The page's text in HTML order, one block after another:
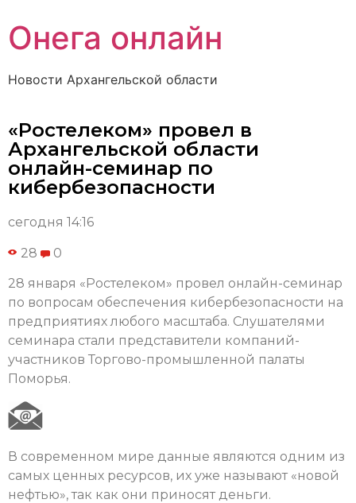
Онега онлайн
Новости Архангельской области
«Ростелеком» провел в
Архангельской области
онлайн-семинар по
кибербезопасности
сегодня 14:16
28 0
28 января «Ростелеком» провел онлайн-семинар
по вопросам обеспечения кибербезопасности на
предприятиях любого масштаба. Слушателями
семинара стали представители компаний-
участников Торгово-промышленной палаты
Поморья.
В современном мире данные являются одним из
самых ценных ресурсов, их уже называют «новой
нефтью», так как они приносят деньги.